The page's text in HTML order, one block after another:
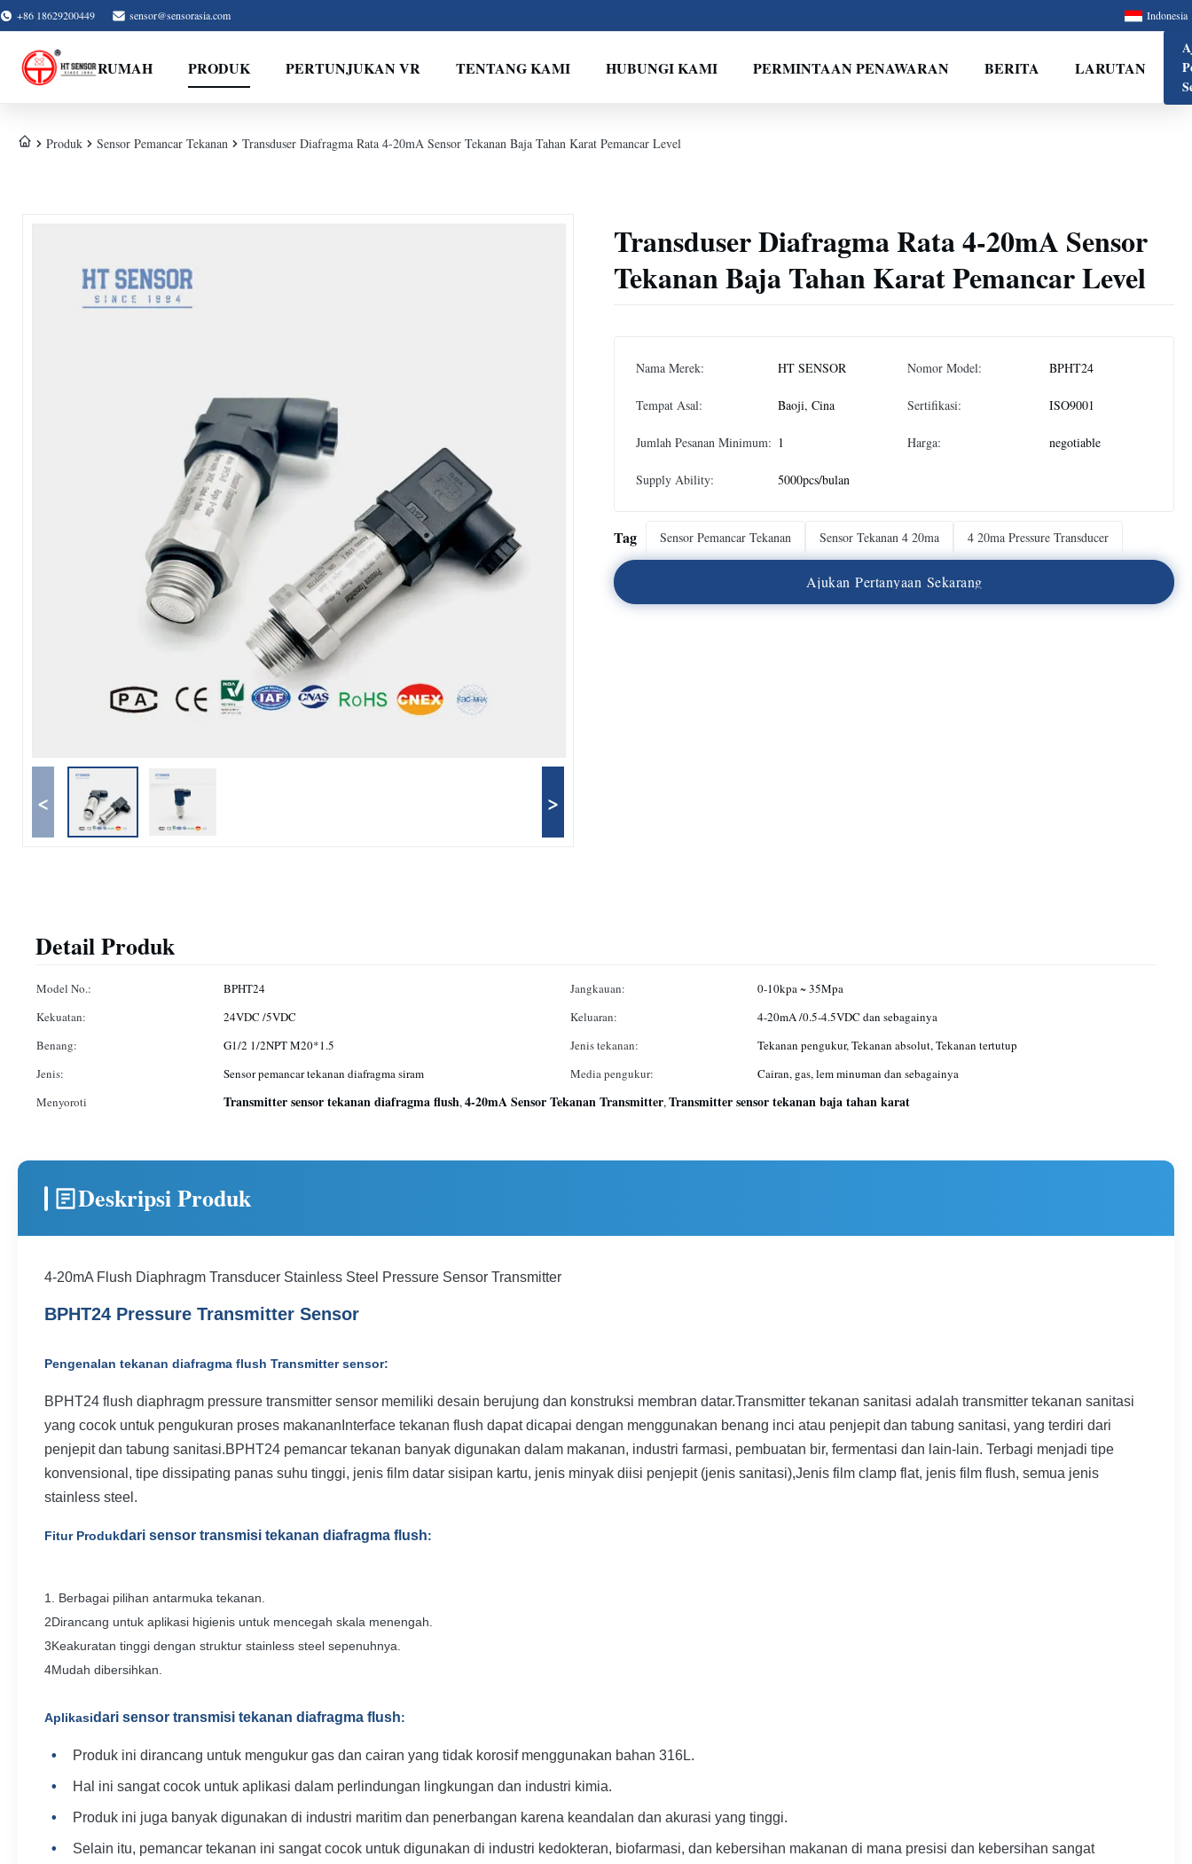
+86 18629200449 sensor@sensorasia.com Indonesia
RUMAH PRODUK PERTUNJUKAN VR TENTANG KAMI HUBUNGI KAMI PERMINTAAN PENAWARAN BERITA LARUTAN
Produk Sensor Pemancar Tekanan Transduser Diafragma Rata 4-20mA Sensor Tekanan Baja Tahan Karat Pemancar Level
< >
Transduser Diafragma Rata 4-20mA Sensor
Tekanan Baja Tahan Karat Pemancar Level
Nama Merek: HT SENSOR Nomor Model: BPHT24
Tempat Asal: Baoji, Cina Sertifikasi: ISO9001
Jumlah Pesanan Minimum: 1 Harga: negotiable
Supply Ability: 5000pcs/bulan
Tag Sensor Pemancar Tekanan Sensor Tekanan 4 20ma 4 20ma Pressure Transducer
Ajukan Pertanyaan Sekarang
Detail Produk
Model No.: BPHT24 Jangkauan:
0-10kpa ~ 35Mpa
Kekuatan:
24VDC /5VDC Keluaran:
4-20mA /0.5-4.5VDC dan sebagainya
Benang:
G1/2 1/2NPT M20*1.5 Jenis tekanan:
Tekanan pengukur, Tekanan absolut, Tekanan tertutup
Jenis:
Sensor pemancar tekanan diafragma siram Media pengukur:
Cairan, gas, lem minuman dan sebagainya
Menyoroti
Transmitter sensor tekanan diafragma flush,4-20mA Sensor Tekanan Transmitter,Transmitter sensor tekanan baja tahan karat
Deskripsi Produk
4-20mA Flush Diaphragm Transducer Stainless Steel Pressure Sensor Transmitter
BPHT24 Pressure Transmitter Sensor
Pengenalan tekanan diafragma flush Transmitter sensor:
BPHT24 flush diaphragm pressure transmitter sensor memiliki desain berujung dan konstruksi membran datar.Transmitter tekanan sanitasi adalah transmitter tekanan sanitasi
yang cocok untuk pengukuran proses makananInterface tekanan flush dapat dicapai dengan menggunakan benang inci atau penjepit dan tabung sanitasi, yang terdiri dari
penjepit dan tabung sanitasi.BPHT24 pemancar tekanan banyak digunakan dalam makanan, industri farmasi, pembuatan bir, fermentasi dan lain-lain. Terbagi menjadi tipe
konvensional, tipe dissipating panas suhu tinggi, jenis film datar sisipan kartu, jenis minyak diisi penjepit (jenis sanitasi),Jenis film clamp flat, jenis film flush, semua jenis
stainless steel.
Fitur Produkdari sensor transmisi tekanan diafragma flush:
1. Berbagai pilihan antarmuka tekanan.
2Dirancang untuk aplikasi higienis untuk mencegah skala menengah.
3Keakuratan tinggi dengan struktur stainless steel sepenuhnya.
4Mudah dibersihkan.
Aplikasidari sensor transmisi tekanan diafragma flush:
Produk ini dirancang untuk mengukur gas dan cairan yang tidak korosif menggunakan bahan 316L.
Hal ini sangat cocok untuk aplikasi dalam perlindungan lingkungan dan industri kimia.
Produk ini juga banyak digunakan di industri maritim dan penerbangan karena keandalan dan akurasi yang tinggi.
Selain itu, pemancar tekanan ini sangat cocok untuk digunakan di industri kedokteran, biofarmasi, dan kebersihan makanan di mana presisi dan kebersihan sangat